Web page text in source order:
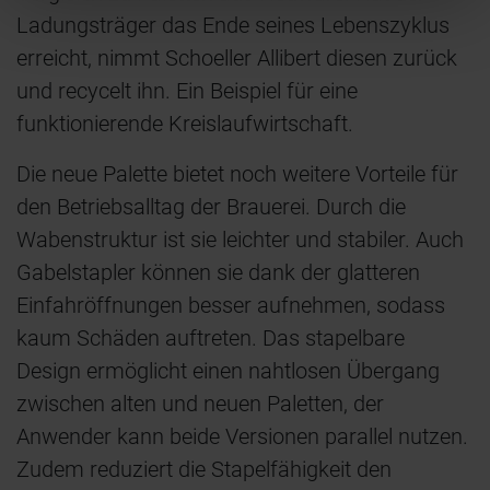
Ladungsträger das Ende seines Lebenszyklus
erreicht, nimmt Schoeller Allibert diesen zurück
und recycelt ihn. Ein Beispiel für eine
funktionierende Kreislaufwirtschaft.
Die neue Palette bietet noch weitere Vorteile für
den Betriebsalltag der Brauerei. Durch die
Wabenstruktur ist sie leichter und stabiler. Auch
Gabelstapler können sie dank der glatteren
Einfahröffnungen besser aufnehmen, sodass
kaum Schäden auftreten. Das stapelbare
Design ermöglicht einen nahtlosen Übergang
zwischen alten und neuen Paletten, der
Anwender kann beide Versionen parallel nutzen.
Zudem reduziert die Stapelfähigkeit den